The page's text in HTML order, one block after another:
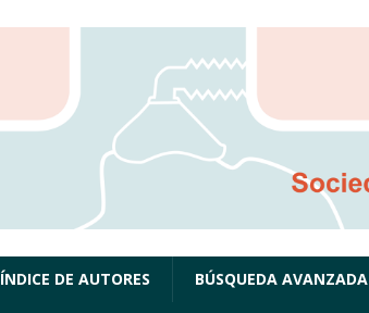
ÍNDICE DE AUTORES BÚSQUEDA AVANZADA